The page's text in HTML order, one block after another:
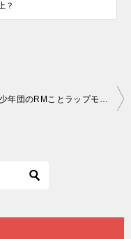
？
防弾少年団のRMことラップモンスターが鼻中隔湾曲症の手術をしたらしい